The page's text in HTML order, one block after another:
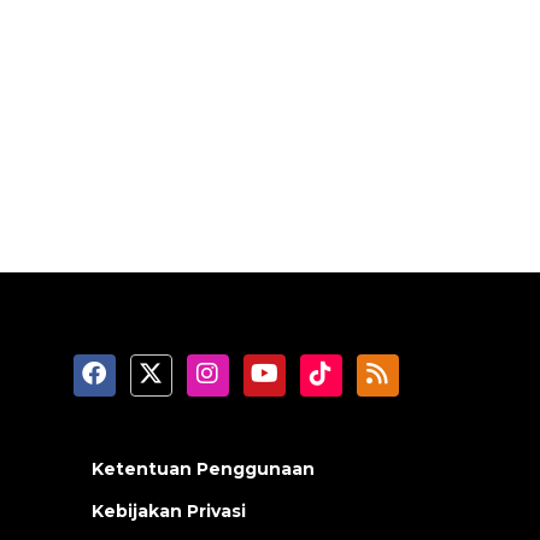
Ketentuan Penggunaan
Kebijakan Privasi